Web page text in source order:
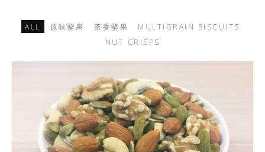
ALL 原味堅果 茶香堅果
MULTIGRAIN BISCUITS
NUT CRISPS